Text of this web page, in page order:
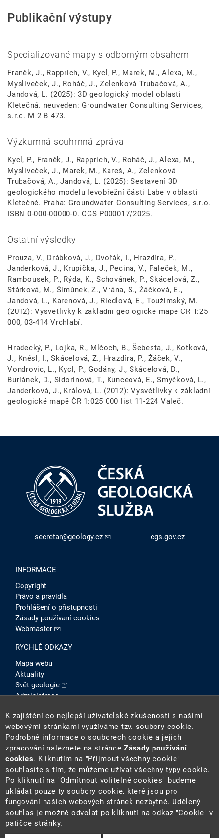
Publikační výstupy
Specializované mapy s odborným obsahem
Franěk, J., Rapprich, V., Kycl, P., Marek, M., Alexa, M.,
Mysliveček, J., Roháč, J., Zelenková Trubačová, A.,
Jandová, L. (2025): 3D geologický model oblasti
Kletečná. neuveden: Groundwater Consulting Services,
s.r.o. M 2 B 473.
Výzkumná souhrnná zpráva
Kycl, P., Franěk, J., Rapprich, V., Roháč, J., Alexa, M.,
Mysliveček, J., Marek, M., Kareš, A., Zelenková
Trubačová, A., Jandová, L. (2025): Sestavení 3D
geologického modelu levobřežní části Labe v oblasti
Kletečné. Praha: Groundwater Consulting Services, s.r.o.
ISBN 0-000-00000-0. CGS P000017/2025.
Ostatní výsledky
Prouza, V., Drábková, J., Dvořák, I., Hrazdíra, P.,
Janderková, J., Krupička, J., Pecina, V., Paleček, M.,
Rambousek, P., Rýda, K., Schovánek, P., Skácelová, Z.,
Stárková, M., Šimůnek, Z., Vrána, S., Žáčková, E.,
Jandová, L., Karenová, J., Riedlová, E., Toužimský, M.
(2012): Vysvětlivky k základní geologické mapě CR 1:25
000, 03-414 Vrchlabí.
Hradecký, P., Lojka, R., Mlčoch, B., Šebesta, J., Kotková,
J., Knésl, I., Skácelová, Z., Hrazdíra, P., Žáček, V.,
Vondrovic, L., Kycl, P., Godány, J., Skácelová, D.,
Buriánek, D., Sidorinová, T., Kunceová, E., Smyčková, L.,
Janderková, J., Králová, L. (2012): Vysvětlivky k základní
geologické mapě ČR 1:025 000 list 11-224 Valeč.
secretar@geology.cz cgs.gov.cz
INFORMACE
Copyright
Právo a pravidla
Prohlášení o přístupnosti
Zásady používaní cookies
Webmaster
RYCHLÉ ODKAZY
Mapa webu
Aktuality
Svět geologie
Administrace
SOCIÁLNÍ SÍTĚ
2026 ©Česká geologická služba(ČGS). ČGS je státní
příspěvkovou organizací pověřenou výkonem státní
geologické služby na území ČR.
K zajištění co nejlepší uživatelské zkušenosti s našimi
webovými stránkami využíváme tzv. soubory cookie.
Podrobné informace o souborech cookie a jejich
zpracování naleznete na stránceZásady používání
cookies. Kliknutím na "Přijmout všechny cookie"
souhlasíte s tím, že můžeme užívat všechny typy cookie.
Po kliknutí na "Odmítnout volitelné cookies" budeme
ukládat pouze ty soubory cookie, které jsou pro
fungování našich webových stránek nezbytné. Udělený
souhlas je možné odvolat po kliknutí na odkaz "Cookie" v
patičce stránky.